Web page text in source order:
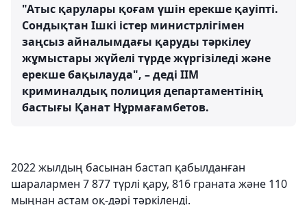
"Атыс қарулары қоғам үшін ерекше қауіпті.
Сондықтан Ішкі істер министрлігімен
заңсыз айналымдағы қаруды тәркілеу
жұмыстары жүйелі түрде жүргізіледі және
ерекше бақылауда", – деді ІІМ
криминалдық полиция департаментінің
бастығы Қанат Нұрмағамбетов.
2022 жылдың басынан бастап қабылданған
шаралармен 7 877 түрлі қару, 816 граната және 110
мыңнан астам оқ-дәрі тәркіленді.